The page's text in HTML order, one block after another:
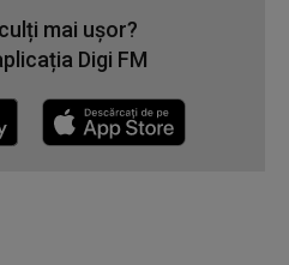
mai ușor?
Digi FM